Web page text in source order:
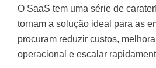
O SaaS tem uma série de
tornam a solução ideal para as
procuram reduzir custos,
operacional e escalar